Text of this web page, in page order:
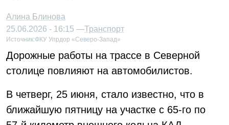
Алина Блинова
25.06.2026 - 16:15 —Транспорт
Источник:ФКУ Упрдор «Северо-Запад»
Дорожные работы на трассе в Северной
столице повлияют на автомобилистов.
В четверг, 25 июня, стало известно, что в
ближайшую пятницу на участке с 65-го по